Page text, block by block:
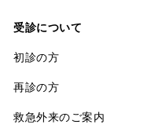
受診について
初診の方
再診の方
救急外来のご案内